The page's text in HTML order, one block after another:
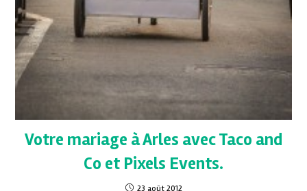
Votre mariage à Arles avec Taco and
Co et Pixels Events.
23 août 2012